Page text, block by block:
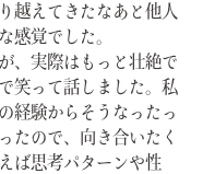
越えてきたなあと他人
感覚でした。
、実際はもっと壮絶で
笑って話しました。私
経験からそうなったっ
たので、向き合いたく
ば思考パターンや性